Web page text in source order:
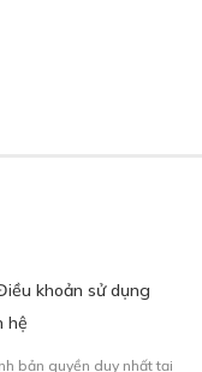
khoản sử dụng
hệ
bản quyền duy nhất tại